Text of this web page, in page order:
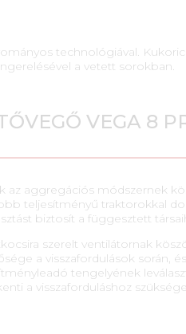
technológiával.
a vetett sorokban.
VEGA 8
az aggregációs módszernek
teljesítményű traktorokkal
biztosít a függesztett
szerelt ventilátornak
a visszafordulások során,
tengelyének
a visszaforduláshoz